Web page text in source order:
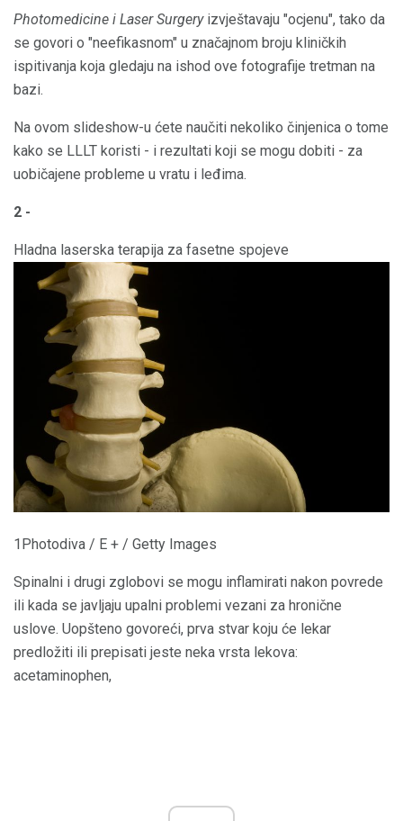
Photomedicine i Laser Surgeryizvještavaju "ocjenu", tako da
se govori o "neefikasnom" u značajnom broju kliničkih
ispitivanja koja gledaju na ishod ove fotografije tretman na
bazi.
Na ovom slideshow-u ćete naučiti nekoliko činjenica o tome
kako se LLLT koristi - i rezultati koji se mogu dobiti - za
uobičajene probleme u vratu i leđima.
2 -
Hladna laserska terapija za fasetne spojeve
1Photodiva / E + / Getty Images
Spinalni i drugi zglobovi se mogu inflamirati nakon povrede
ili kada se javljaju upalni problemi vezani za hronične
uslove. Uopšteno govoreći, prva stvar koju će lekar
predložiti ili prepisati jeste neka vrsta lekova:
acetaminophen,